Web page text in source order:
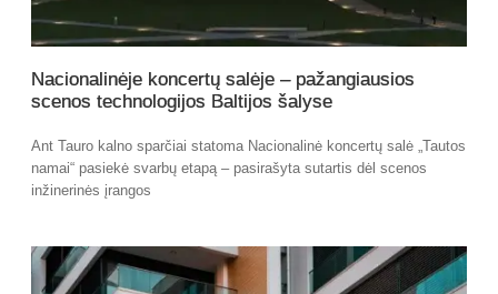
Nacionalinėje koncertų salėje – pažangiausios
scenos technologijos Baltijos šalyse
Ant Tauro kalno sparčiai statoma Nacionalinė koncertų salė „Tautos
namai“ pasiekė svarbų etapą – pasirašyta sutartis dėl scenos
inžinerinės įrangos